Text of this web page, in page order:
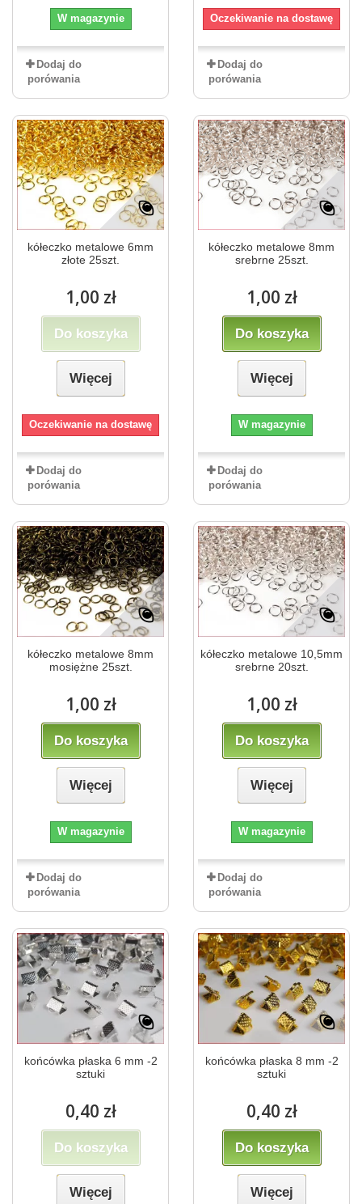
W magazynie
Dodaj do
porówania
Oczekiwanie na dostawę
Dodaj do
porówania
kółeczko metalowe 6mm
złote 25szt.
1,00 zł
Do koszyka
Więcej
Oczekiwanie na dostawę
Dodaj do
porówania
kółeczko metalowe 8mm
srebrne 25szt.
1,00 zł
Do koszyka
Więcej
W magazynie
Dodaj do
porówania
kółeczko metalowe 8mm
mosiężne 25szt.
1,00 zł
Do koszyka
Więcej
W magazynie
Dodaj do
porówania
kółeczko metalowe 10,5mm
srebrne 20szt.
1,00 zł
Do koszyka
Więcej
W magazynie
Dodaj do
porówania
końcówka płaska 6 mm -2
sztuki
0,40 zł
Do koszyka
Więcej
końcówka płaska 8 mm -2
sztuki
0,40 zł
Do koszyka
Więcej